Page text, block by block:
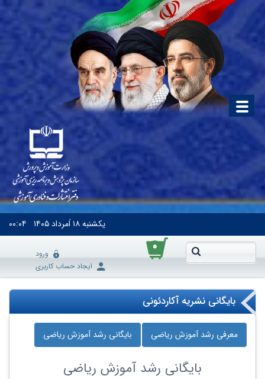
یکشنبه۱۸ اَمرداد ۱۴۰۵ ۰۰:۰۴
۰
ورود
ایجاد حساب کاربری
بایگانی نشریه آکاردئونی
معرفی رشد آموزش ریاضی بایگانی رشد آموزش ریاضی
بایگانی رشد آموزش ریاضی